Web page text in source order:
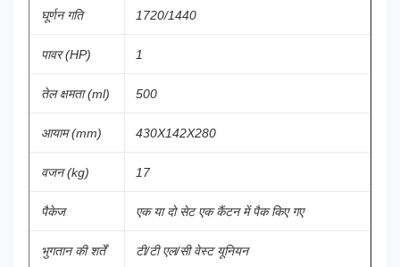
घूर्णन गति 1720/1440
पावर (HP) 1
तेल क्षमता (ml) 500
आयाम (mm) 430X142X280
वजन (kg) 17
पैकेज एक या दो सेट एक कैंटन में पैक किए गए
भुगतान की शर्तें टी/टी एल/सी वेस्ट यूनियन